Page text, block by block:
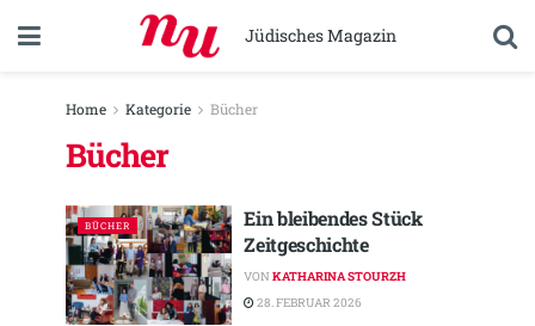
Jüdisches Magazin
Home Kategorie Bücher
Bücher
BÜCHER
Ein bleibendes Stück
Zeitgeschichte
VON KATHARINA STOURZH
28. FEBRUAR 2026